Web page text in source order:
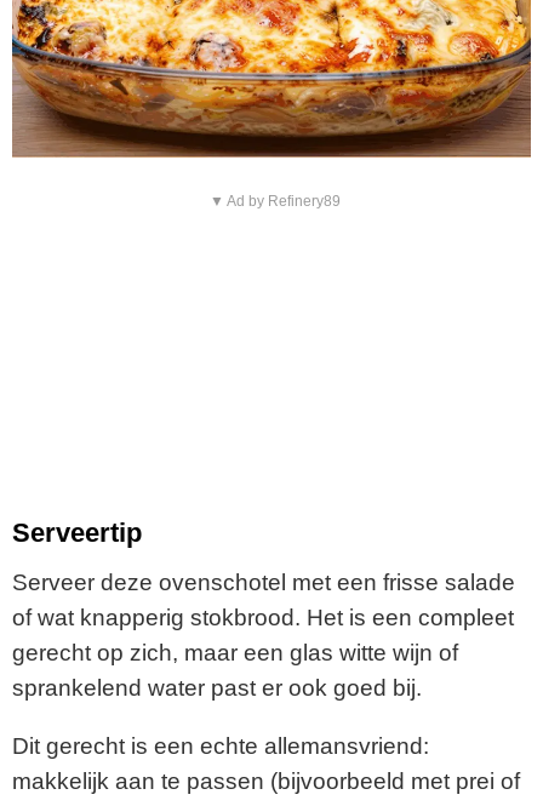
▼ Ad by Refinery89
Serveertip
Serveer deze ovenschotel met een frisse salade
of wat knapperig stokbrood. Het is een compleet
gerecht op zich, maar een glas witte wijn of
sprankelend water past er ook goed bij.
Dit gerecht is een echte allemansvriend:
makkelijk aan te passen (bijvoorbeeld met prei of